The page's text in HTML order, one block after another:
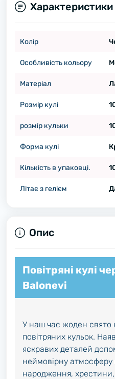
Характеристики
Колір
Особливість кольору
Матеріал
Розмір кулі
розмір кульки
Форма кулі
Кількість в упаковці.
Літає з гелієм
Опис
Повітряні кулі
Balonevi
У наш час жоден свято
повітряних кульок.
яскравих деталей
неймовірну атмосферу
народження, хрестини,